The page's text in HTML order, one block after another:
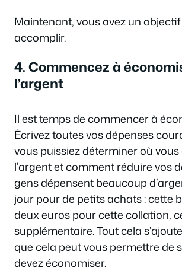
Maintenant, vous avez un
accomplir.
4. Commencez à
l’argent
Il est temps de commencer à
Écrivez toutes vos dépenses
vous puissiez déterminer où vous
l’argent et comment réduire vos
gens dépensent beaucoup
jour pour de petits achats : cette
deux euros pour cette collation,
supplémentaire. Tout cela
que cela peut vous permettre de
devez économiser.